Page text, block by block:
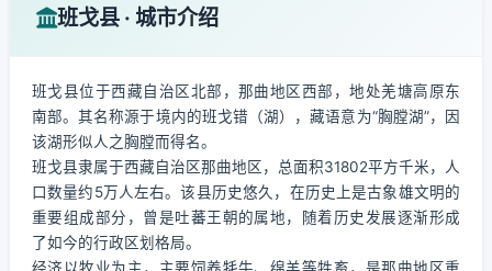
班戈县 · 城市介绍
班戈县位于西藏自治区北部，那曲地区西部，地处羌塘高原东
南部。其名称源于境内的班戈错（湖），藏语意为“胸膛湖”，因
该湖形似人之胸膛而得名。
班戈县隶属于西藏自治区那曲地区，总面积31802平方千米，人
口数量约5万人左右。该县历史悠久，在历史上是古象雄文明的
重要组成部分，曾是吐蕃王朝的属地，随着历史发展逐渐形成
了如今的行政区划格局。